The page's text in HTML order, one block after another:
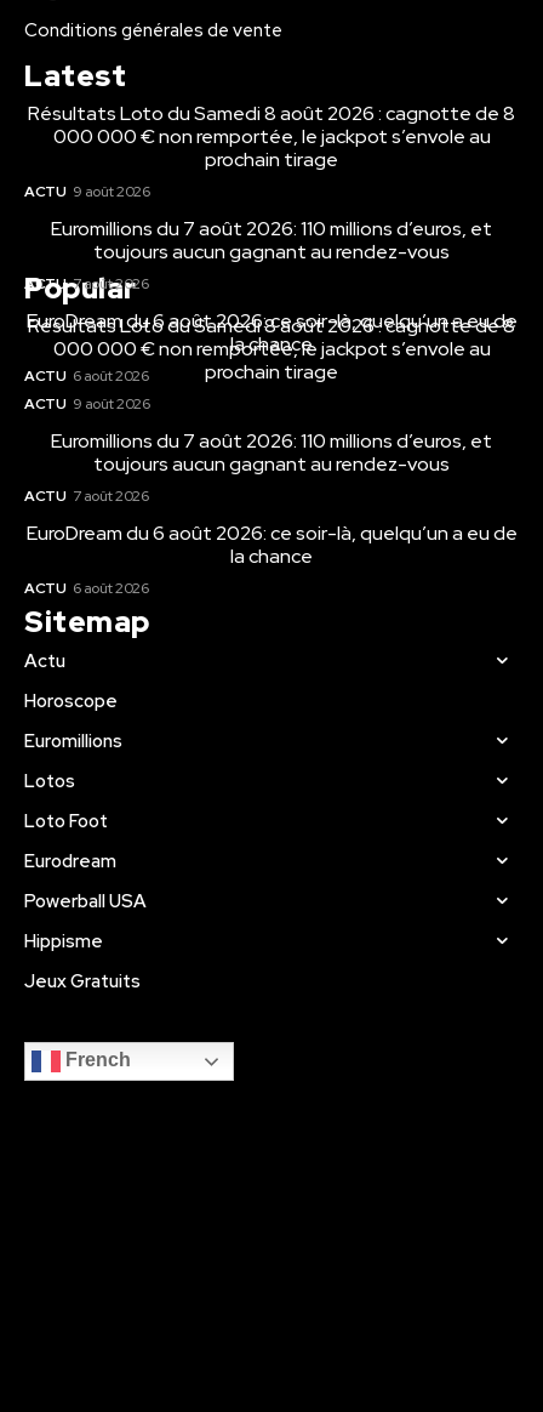
Conditions générales de vente
Latest
Résultats Loto du Samedi 8 août 2026 : cagnotte de 8
000 000 € non remportée, le jackpot s’envole au
prochain tirage
ACTU 9 août 2026
Euromillions du 7 août 2026: 110 millions d’euros, et
toujours aucun gagnant au rendez-vous
ACTU 7 août 2026
EuroDream du 6 août 2026: ce soir-là, quelqu’un a eu de
la chance
ACTU 6 août 2026
Popular
Résultats Loto du Samedi 8 août 2026 : cagnotte de 8
000 000 € non remportée, le jackpot s’envole au
prochain tirage
ACTU 9 août 2026
Euromillions du 7 août 2026: 110 millions d’euros, et
toujours aucun gagnant au rendez-vous
ACTU 7 août 2026
EuroDream du 6 août 2026: ce soir-là, quelqu’un a eu de
la chance
ACTU 6 août 2026
Sitemap
Actu
Horoscope
Euromillions
Lotos
Loto Foot
Eurodream
Powerball USA
Hippisme
Jeux Gratuits
French